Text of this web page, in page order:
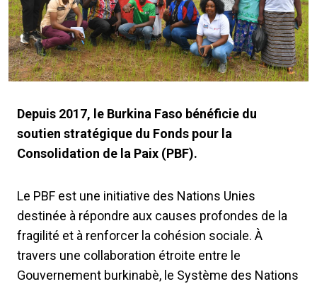
Depuis 2017, le Burkina Faso bénéficie du
soutien stratégique du Fonds pour la
Consolidation de la Paix (PBF).
Le PBF est une initiative des Nations Unies
destinée à répondre aux causes profondes de la
fragilité et à renforcer la cohésion sociale. À
travers une collaboration étroite entre le
Gouvernement burkinabè, le Système des Nations